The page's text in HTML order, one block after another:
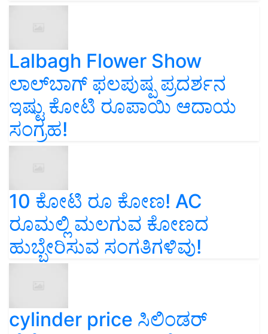
Lalbagh Flower Show
ಲಾಲ್‌ಬಾಗ್ ಫಲಪುಷ್ಪ ಪ್ರದರ್ಶನ
ಇಷ್ಟು ಕೋಟಿ ರೂಪಾಯಿ ಆದಾಯ
ಸಂಗ್ರಹ!
10 ಕೋಟಿ ರೂ ಕೋಣ! AC
ರೂಮಲ್ಲಿ ಮಲಗುವ ಕೋಣದ
ಹುಬ್ಬೇರಿಸುವ ಸಂಗತಿಗಳಿವು!
cylinder price ಸಿಲಿಂಡರ್‌